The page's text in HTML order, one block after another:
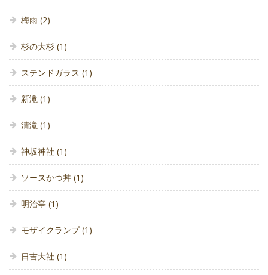
梅雨 (2)
杉の大杉 (1)
ステンドガラス (1)
新滝 (1)
清滝 (1)
神坂神社 (1)
ソースかつ丼 (1)
明治亭 (1)
モザイクランプ(1)
日吉大社 (1)